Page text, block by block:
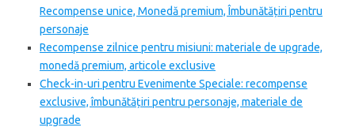
Recompense unice, Monedă premium, Îmbunătățiri pentru
personaje
Recompense zilnice pentru misiuni: materiale de upgrade,
monedă premium, articole exclusive
Check-in-uri pentru Evenimente Speciale: recompense
exclusive, îmbunătățiri pentru personaje, materiale de
upgrade